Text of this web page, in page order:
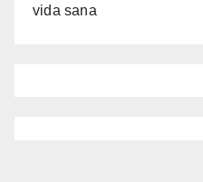
vida sana